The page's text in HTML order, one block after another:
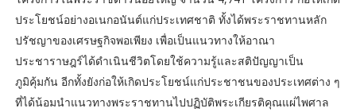
ประโยชน์อย่างอเนกอนันต์แก่ประเทศชาติ ทั้งได้พระราชทานหลัก
ปรัชญาของเศรษฐกิจพอเพียง เพื่อเป็นแนวทางให้อาณา
ประชาราษฎร์ได้ดำเนินชีวิตโดยใช้ความรู้และสติปัญญาเป็น
ภูมิคุ้มกัน อีกทั้งยังก่อให้เกิดประโยชน์แก่ประชาชนของประเทศต่าง ๆ
ที่ได้น้อมนำแนวทางพระราชทานไปปฏิบัติพระเกียรติคุณแผ่ไพศาล